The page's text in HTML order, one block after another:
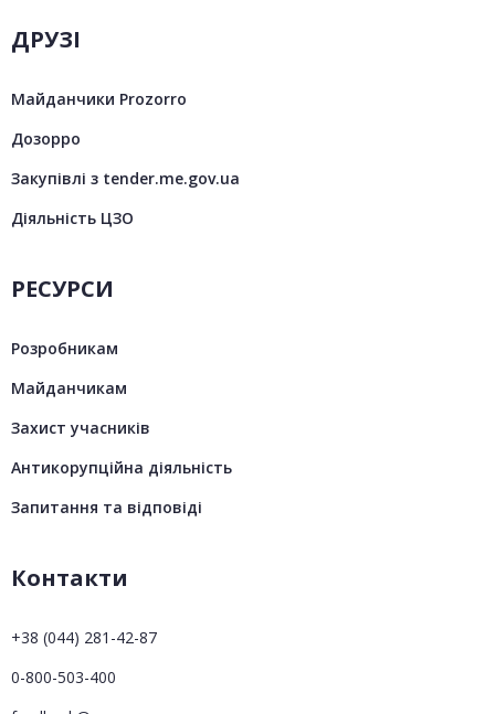
ДРУЗІ
Майданчики Prozorro
Дозорро
Закупівлі з tender.me.gov.ua
Діяльність ЦЗО
РЕСУРСИ
Розробникам
Майданчикам
Захист учасників
Антикорупційна діяльність
Запитання та відповіді
Контакти
+38 (044) 281-42-87
0-800-503-400